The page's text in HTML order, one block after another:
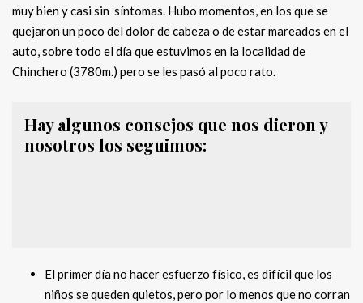
muy bien y casi sin síntomas. Hubo momentos, en los que se
quejaron un poco del dolor de cabeza o de estar mareados en el
auto, sobre todo el día que estuvimos en la localidad de
Chinchero (3780m.) pero se les pasó al poco rato.
Hay algunos consejos que nos dieron y
nosotros los seguimos:
El primer día no hacer esfuerzo físico, es difícil que los
niños se queden quietos, pero por lo menos que no corran